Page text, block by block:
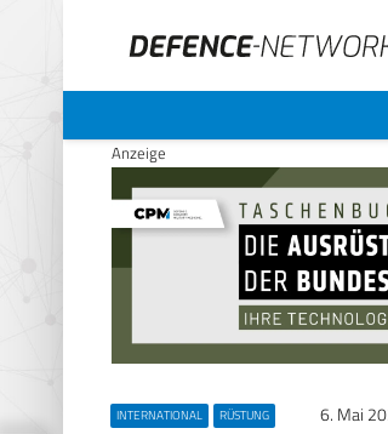
Anzeige
INTERNATIONAL RÜSTUNG 6. Mai